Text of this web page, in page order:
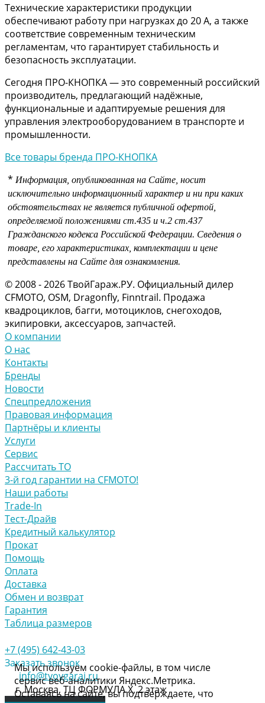
Технические характеристики продукции
обеспечивают работу при нагрузках до 20 А, а также
соответствие современным техническим
регламентам, что гарантирует стабильность и
безопасность эксплуатации.
Сегодня ПРО-КНОПКА — это современный российский
производитель, предлагающий надёжные,
функциональные и адаптируемые решения для
управления электрооборудованием в транспорте и
промышленности.
Все товары бренда ПРО-КНОПКА
* Информация, опубликованная на Сайте, носит
исключительно информационный характер и ни при каких
обстоятельствах не является публичной офертой,
определяемой положениями ст.435 и ч.2 ст.437
Гражданского кодекса Российской Федерации. Сведения о
товаре, его характеристиках, комплектации и цене
представлены на Сайте для ознакомления.
© 2008 - 2026 ТвойГараж.РУ. Официальный дилер
CFMOTO, OSM, Dragonfly, Finntrail. Продажа
квадроциклов, багги, мотоциклов, снегоходов,
экипировки, аксессуаров, запчастей.
О компании
О нас
Контакты
Бренды
Новости
Спецпредложения
Правовая информация
Партнёры и клиенты
Услуги
Сервис
Рассчитать ТО
3-й год гарантии на CFMOTO!
Наши работы
Trade-In
Тест-Драйв
Кредитный калькулятор
Прокат
Помощь
Оплата
Доставка
Обмен и возврат
Гарантия
Таблица размеров
+7 (495) 642-43-03
Заказать звонок
info@tvoygaraj.ru
г. Москва, ТЦ ФОРМУЛА Х, 2 этаж
Мы используем cookie-файлы, в том числе
сервис веб-аналитики Яндекс.Метрика.
Оставаясь на сайте, вы подтверждаете, что